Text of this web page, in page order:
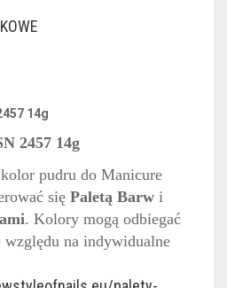
14g
2457 14g
pudru do Manicure
się Paletą Barw i
. Kolory mogą odbiegać
na indywidualne